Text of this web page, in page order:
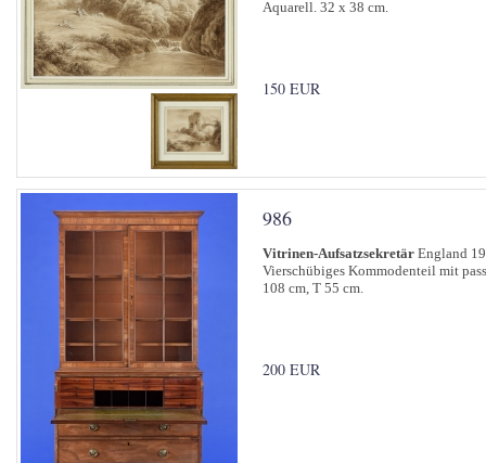
Aquarell. 32 x 38 cm.
150 EUR
986
Vitrinen-Aufsatzsekretär England
Vierschübiges Kommodenteil mit
108 cm, T 55 cm.
200 EUR